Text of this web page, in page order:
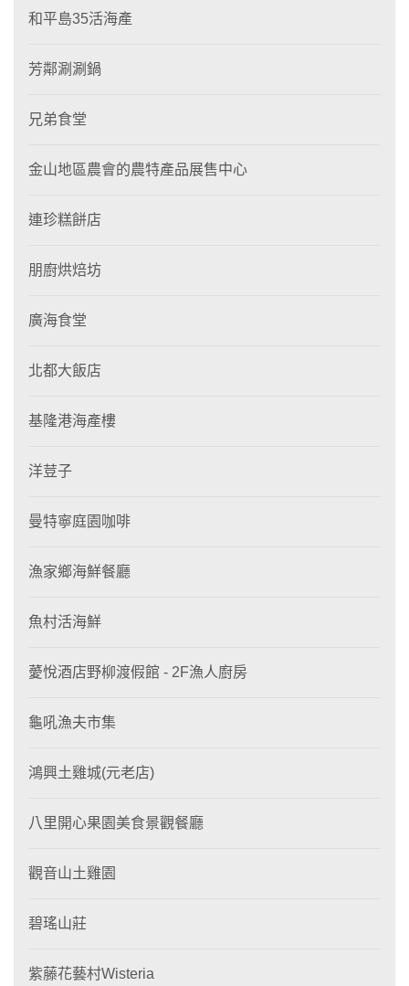
和平島35活海產
芳鄰涮涮鍋
兄弟食堂
金山地區農會的農特產品展售中心
連珍糕餅店
朋廚烘焙坊
廣海食堂
北都大飯店
基隆港海產樓
洋荳子
曼特寧庭園咖啡
漁家鄉海鮮餐廳
魚村活海鮮
薆悅酒店野柳渡假館 - 2F漁人廚房
龜吼漁夫市集
鴻興土雞城(元老店)
八里開心果園美食景觀餐廳
觀音山土雞園
碧瑤山莊
紫藤花藝村Wisteria